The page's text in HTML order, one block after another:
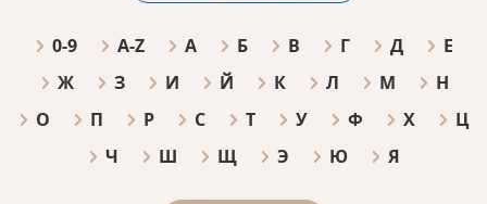
0-9 A-Z А Б В Г Д
Е
Ж
З И Й К Л М
Н
О
П Р С Т У Ф Х
Ц
Ч
Ш Щ Э Ю Я